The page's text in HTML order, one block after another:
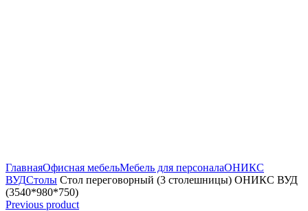
ГлавнаяОфисная мебельМебель для персоналаОНИКС
ВУДСтолы Стол переговорный (3 столешницы) ОНИКС ВУД
(3540*980*750)
Previous product